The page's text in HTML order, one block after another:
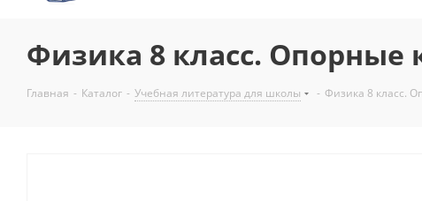
Физика 8 класс. Опорные
Главная - Каталог - Учебная литература для школы - Физика 8 класс.